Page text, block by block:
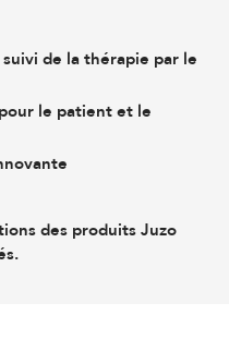
de la thérapie par le
le patient et le
des produits Juzo